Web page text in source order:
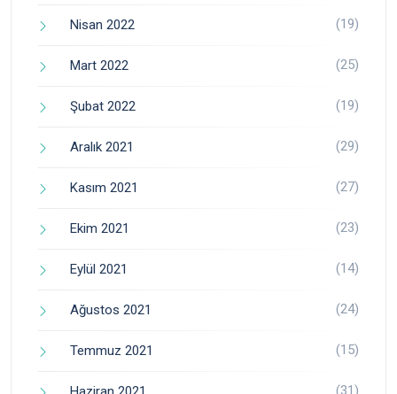
Nisan 2022 (19)
Mart 2022 (25)
Şubat 2022 (19)
Aralık 2021 (29)
Kasım 2021 (27)
Ekim 2021 (23)
Eylül 2021 (14)
Ağustos 2021 (24)
Temmuz 2021 (15)
(31)